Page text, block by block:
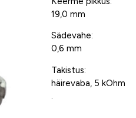
19,0 mm
Sädevahe:
0,6 mm
Takistus:
häirevaba, 5 kOhm